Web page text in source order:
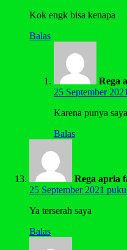
Kok engk bisa kenapa
Balas
Rega
25 September
Karena punya saya
Balas
Rega apria
25 September 2021
Ya terserah saya
Balas